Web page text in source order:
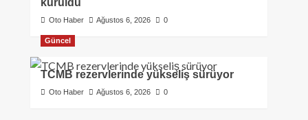
kuruldu
Oto Haber Ağustos 6, 2026 0
Güncel
TCMB rezervlerinde yükseliş sürüyor
Oto Haber Ağustos 6, 2026 0